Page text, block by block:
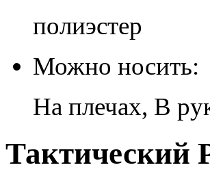
полиэстер
Можно носить:
На плечах, В
Тактический